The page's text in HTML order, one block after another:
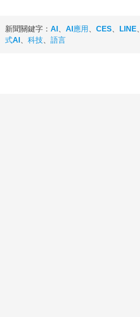
新聞關鍵字： AI AI應用 CES LINE
式AI
科技 語言